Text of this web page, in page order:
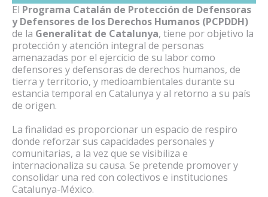
El Programa Catalán de Protección de Defensoras
y Defensores de los Derechos Humanos (PCPDDH)
de la Generalitat de Catalunya, tiene por objetivo la
protección y atención integral de personas
amenazadas por el ejercicio de su labor como
defensores y defensoras de derechos humanos, de
tierra y territorio, y medioambientales durante su
estancia temporal en Catalunya y al retorno a su país
de origen.
La finalidad es proporcionar un espacio de respiro
donde reforzar sus capacidades personales y
comunitarias, a la vez que se visibiliza e
internacionaliza su causa. Se pretende promover y
consolidar una red con colectivos e instituciones
Catalunya-México.